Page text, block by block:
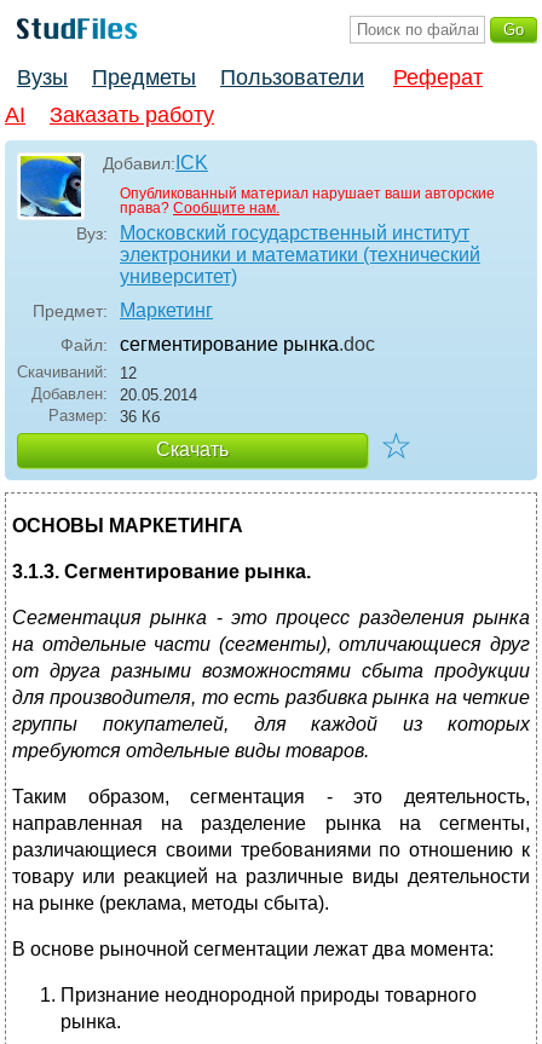
Вузы Предметы Пользователи
Реферат
AI
Заказать работу
Добавил: ICK
Опубликованный материал нарушает ваши авторские
права? Сообщите нам.
Вуз:
Московский государственный институт
электроники и математики (технический
университет)
Предмет: Маркетинг
Файл: сегментирование рынка.doc
Скачиваний:
12
Добавлен:
20.05.2014
Размер:
36 Кб
Скачать ☆
ОСНОВЫ МАРКЕТИНГА
3.1.3. Сегментирование рынка.
Сегментация рынка -это процесс разделения рынка
на отдельные части (сегменты), отличающиеся друг
от друга разными возможностями сбыта продукции
для производителя, то есть разбивка рынка на четкие
группы покупателей, для каждой из которых
требуются отдельные виды товаров.
Таким образом, сегментация - это деятельность,
направленная на разделение рынка на сегменты,
различающиеся своими требованиями по отношению к
товару или реакцией на различные виды деятельности
на рынке (реклама, методы сбыта).
В основе рыночной сегментации лежат два момента:
Признание неоднородной природы товарного
рынка.